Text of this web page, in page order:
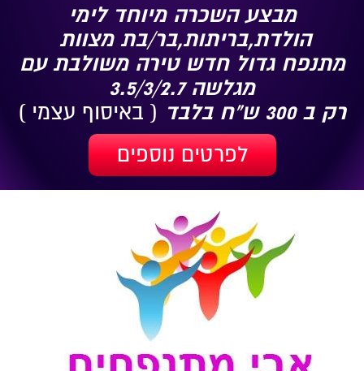
מבצע השכרה מיוחד לימי
הולדת,בריתות,בר/בת מצוות
מתנפח גדול חדש טירה משולבת עם
מגלשה 3.5/3/2.7
רק ב 300 ש"ח בלבד
( באיסוף עצמי )
לפרטים נוספים